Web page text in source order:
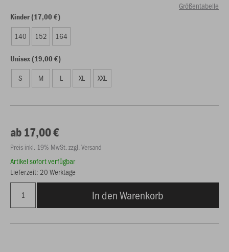
Größentabelle
Kinder (17,00 €)
140 152 164
Unisex (19,00 €)
S M L XL XXL
ab 17,00 €
Preis inkl. 19% MwSt. zzgl. Versand
Artikel sofort verfügbar
Lieferzeit: 20 Werktage
In den Warenkorb